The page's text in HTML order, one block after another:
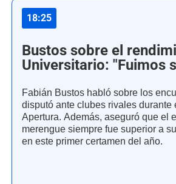
18:25
Bustos sobre el
Universitario: "Fuimos
Fabián Bustos habló sobre los
disputó ante clubes rivales durante
Apertura. Además, aseguró que el
merengue siempre fue superior a
en este primer certamen del año.